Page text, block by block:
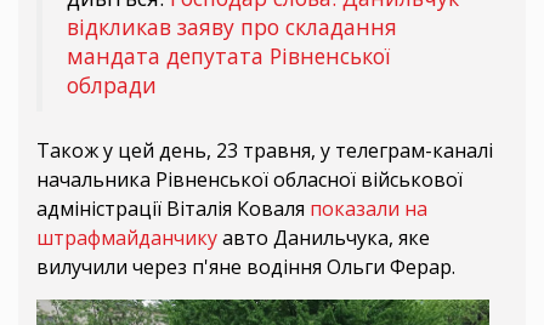
відкликав заяву про складання
мандата депутата Рівненської
облради
Також у цей день, 23 травня, у телеграм-каналі
начальника Рівненської обласної військової
адміністрації Віталія Коваля показали на
штрафмайданчикуавто Данильчука, яке
вилучили через п'яне водіння Ольги Ферар.